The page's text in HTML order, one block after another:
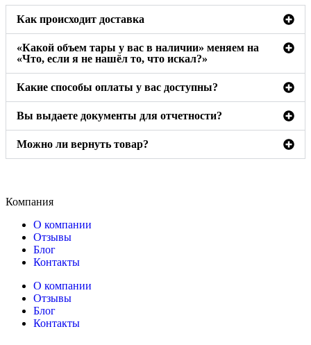
Как происходит доставка
«Какой объем тары у вас в наличии» меняем на
«Что, если я не нашёл то, что искал?»
Какие способы оплаты у вас доступны?
Вы выдаете документы для отчетности?
Можно ли вернуть товар?
Компания
О компании
Отзывы
Блог
Контакты
О компании
Отзывы
Блог
Контакты